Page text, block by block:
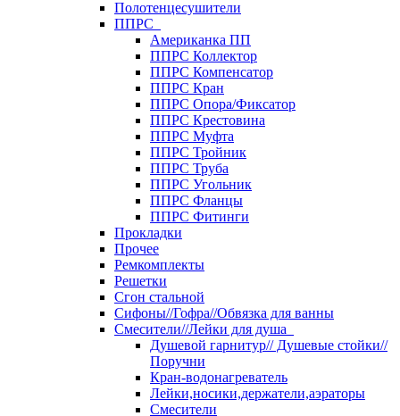
Полотенцесушители
ППРС
Американка ПП
ППРС Коллектор
ППРС Компенсатор
ППРС Кран
ППРС Опора/Фиксатор
ППРС Крестовина
ППРС Муфта
ППРС Тройник
ППРС Труба
ППРС Угольник
ППРС Фланцы
ППРС Фитинги
Прокладки
Прочее
Ремкомплекты
Решетки
Сгон стальной
Сифоны//Гофра//Обвязка для ванны
Смесители//Лейки для душа
Душевой гарнитур// Душевые стойки//
Поручни
Кран-водонагреватель
Лейки,носики,держатели,аэраторы
Смесители